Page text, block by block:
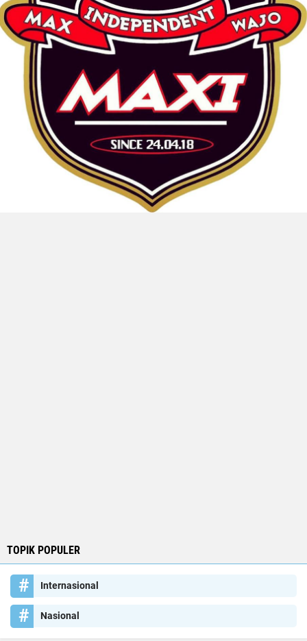
TOPIK POPULER
Internasional
Nasional